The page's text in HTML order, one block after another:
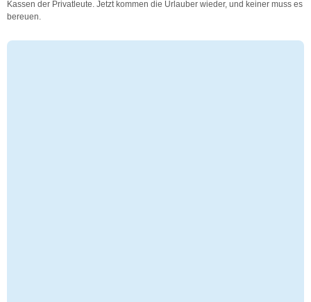
Kassen der Privatleute. Jetzt kommen die Urlauber wieder, und keiner muss es
bereuen.